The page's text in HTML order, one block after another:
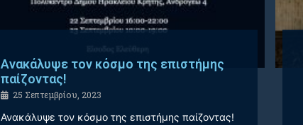
Ανακάλυψε τον κόσμο της επιστήμης
παίζοντας!
25 Σεπτεμβρίου, 2023
Ανακάλυψε τον κόσμο της επιστήμης παίζοντας!